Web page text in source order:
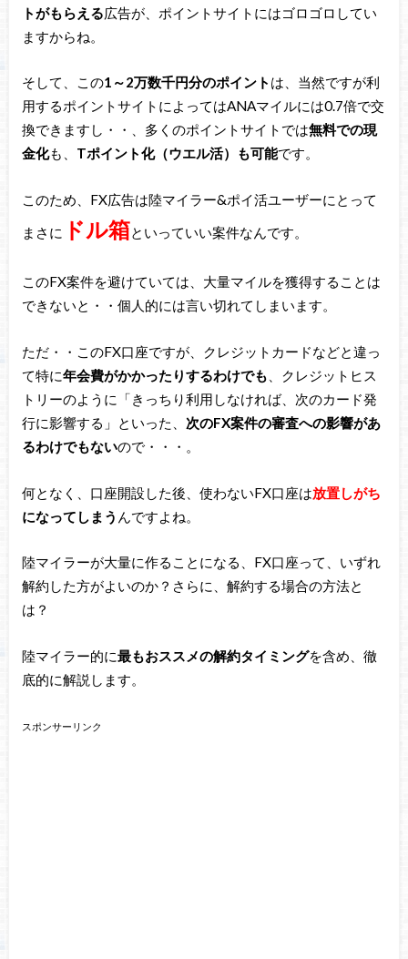
トがもらえる広告が、ポイントサイトにはゴロゴロしてい
ますからね。
そして、この1～2万数千円分のポイント は、当然ですが利
用するポイントサイトによってはANAマイルには0.7倍で交
換できますし・・、多くのポイントサイトでは無料での現
金化も、 Tポイント化（ウエル活）も可能です。
このため、FX広告は陸マイラー&ポイ活ユーザーにとって
まさに ドル箱といっていい案件なんです。
このFX案件を避けていては、大量マイルを獲得することは
できないと・・個人的には言い切れてしまいます。
ただ・・このFX口座ですが、クレジットカードなどと違っ
て特に年会費がかかったりするわけでも 、クレジットヒス
トリーのように「きっちり利用しなければ、次のカード発
行に影響する」といった、 次のFX案件の審査への影響があ
るわけでもないので・・・。
何となく、口座開設した後、使わないFX口座は放置しがち
になってしまう んですよね。
陸マイラーが大量に作ることになる、FX口座って、いずれ
解約した方がよいのか？さらに、解約する場合の方法と
は？
陸マイラー的に最もおススメの解約タイミングを含め、徹
底的に解説します。
スポンサーリンク